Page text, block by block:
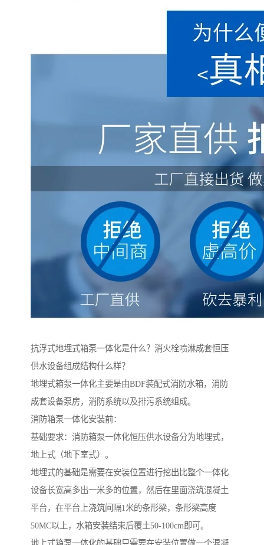
抗浮式地埋式箱泵一体化是什么？消火栓喷淋成套恒压
供水设备组成结构什么样？
地埋式箱泵一体化主要是由BDF装配式消防水箱，消防
成套设备泵房，消防系统以及排污系统组成。
消防箱泵一体化安装前：
基础要求：消防箱泵一体化恒压供水设备分为地埋式，
地上式（地下室式）。
地埋式的基础是需要在安装位置进行挖出比整个一体化
设备长宽高多出一米多的位置，然后在里面浇筑混凝土
平台，在平台上浇筑间隔1米的条形梁，条形梁高度
50MC以上，水箱安装结束后覆土50-100cm即可。